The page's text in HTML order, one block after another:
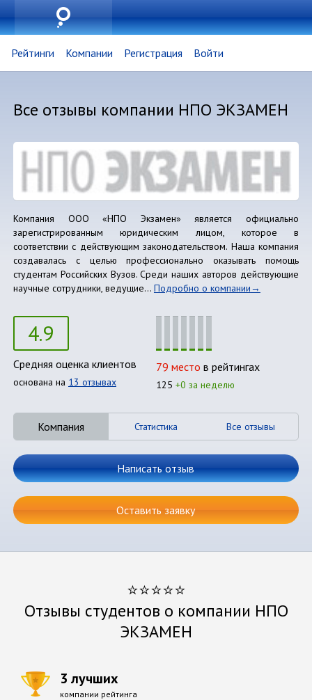
Рейтинги Компании Регистрация Войти
Все отзывы компании НПО ЭКЗАМЕН
Компания ООО «НПО Экзамен» является официально
зарегистрированным юридическим лицом, которое в
соответствии с действующим законодательством. Наша компания
создавалась с целью профессионально оказывать помощь
студентам Российских Вузов. Среди наших авторов действующие
научные сотрудники, ведущие... Подробно о компании
4.9
Средняя оценка клиентов
основана на 13 отзывах
79 место в рейтингах
125 +0 за неделю
Компания Статистика Все отзывы
Написать отзыв
Оставить заявку
⭐⭐⭐⭐⭐
Отзывы студентов о компании НПО
ЭКЗАМЕН
3 лучших
компании рейтинга